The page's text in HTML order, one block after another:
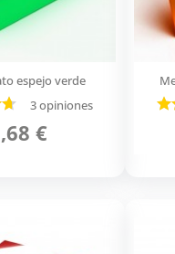
espejo verde
3 opiniones
€